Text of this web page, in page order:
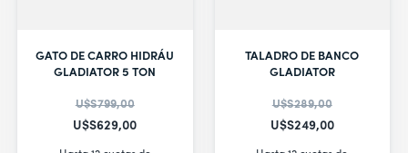
GATO DE CARRO HIDRÁULICO
GLADIATOR 5 TON
U$S799,00
U$S629,00
TALADRO DE BANCO
GLADIATOR
U$S289,00
U$S249,00
9.
nestle
10. freidora